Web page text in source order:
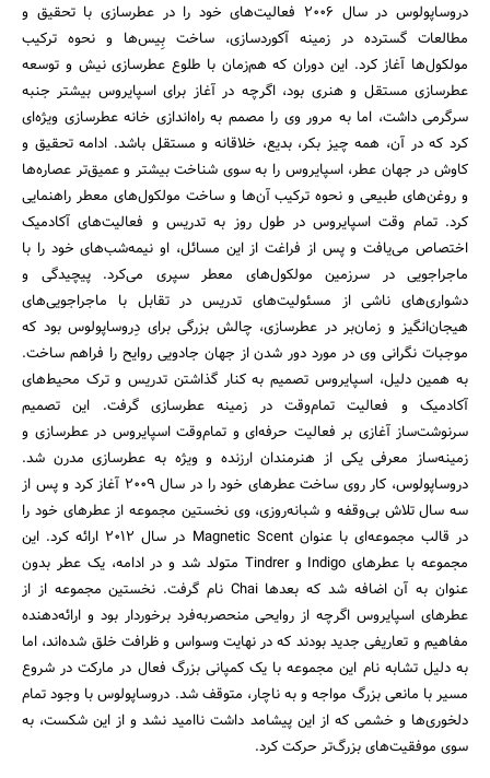
جستجو
دروساپولوس در سال 2006 فعالیت‌های خود را در عطرسازی با تحقیق و
مطالعات گسترده در زمینه آکوردسازی، ساخت بِیس‌ها و نحوه ترکیب
مولکول‌ها آغاز کرد. این دوران که هم‌زمان با طلوع عطرسازی نیش و توسعه
عطرسازی مستقل و هنری بود، اگرچه در آغاز برای اسپایروس بیشتر جنبه
سرگرمی داشت، اما به مرور وی را مصمم به راه‌اندازی خانه عطرسازی ویژه‌ای
کرد که در آن، همه چیز بکر، بدیع، خلاقانه و مستقل باشد. ادامه تحقیق و
کاوش در جهان عطر، اسپایروس را به سوی شناخت بیشتر و عمیق‌تر عصاره‌ها
و روغن‌های طبیعی و نحوه ترکیب آن‌ها و ساخت مولکول‌های معطر راهنمایی
کرد. تمام وقت اسپایروس در طول روز به تدریس و فعالیت‌های آکادمیک
اختصاص می‌یافت و پس از فراغت از این مسائل، او نیمه‌شب‌های خود را با
ماجراجویی در سرزمین مولکول‌های معطر سپری می‌کرد. پیچیدگی و
دشواری‌های ناشی از مسئولیت‌های تدریس در تقابل با ماجراجویی‌های
هیجان‌انگیز و زمان‌بر در عطرسازی، چالش بزرگی برای دِروساپولوس بود که
موجبات نگرانی وی در مورد دور شدن از جهان جادویی روایح را فراهم ساخت.
به همین دلیل، اسپایروس تصمیم به کنار گذاشتن تدریس و ترک محیط‌های
آکادمیک و فعالیت تمام‌وقت در زمینه عطرسازی گرفت. این تصمیم
سرنوشت‌ساز آغازی بر فعالیت حرفه‌ای و تمام‌وقت اسپایروس در عطرسازی و
زمینه‌ساز معرفی یکی از هنرمندان ارزنده و ویژه به عطرسازی مدرن شد.
دروساپولوس، کار روی ساخت عطرهای خود را در سال 2009 آغاز کرد و پس از
سه سال تلاش بی‌‌وقفه و شبانه‌روزی، وی نخستین مجموعه از عطرهای خود را
در قالب مجموعه‌ای با عنوان Magnetic Scent در سال 2012 ارائه کرد. این
مجموعه با عطرهای Indigo و Tindrer متولد شد و در ادامه، یک عطر بدون
عنوان به آن اضافه شد که بعدها Chai نام گرفت. نخستین مجموعه از از
عطرهای اسپایروس اگرچه از روایحی منحصربه‌فرد برخوردار بود و ارائه‌دهنده
مفاهیم و تعاریفی جدید بودند که در نهایت وسواس و ظرافت خلق شده‌اند، اما
به دلیل تشابه نام این مجموعه با یک کمپانی بزرگ فعال در مارکت در شروع
مسیر با مانعی بزرگ مواجه و به ناچار، متوقف شد. دروساپولوس با وجود تمام
دلخوری‌ها و خشمی که از این پیشامد داشت ناامید نشد و از این شکست، به
سوی موفقیت‌های بزرگ‌تر حرکت کرد.